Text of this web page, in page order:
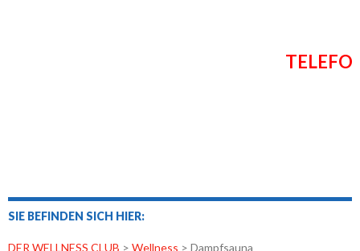
SIE BEFINDEN SICH HIER:
DER WELLNESS CLUB > Wellness > Dampfsauna